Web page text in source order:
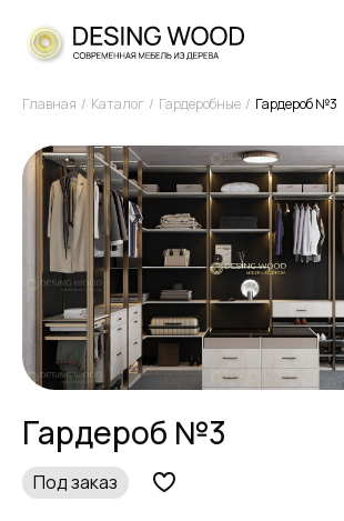
Главная Каталог Гардеробные Гардероб №3
Гардероб №3
Под заказ